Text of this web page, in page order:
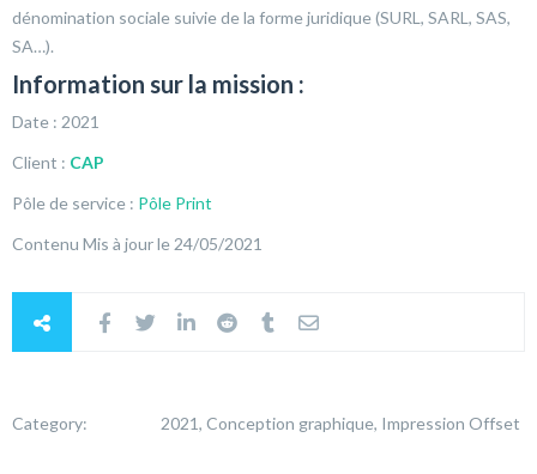
dénomination sociale suivie de la forme juridique (SURL, SARL, SAS,
SA…).
Information sur la mission :
Date : 2021
Client : CAP
Pôle de service : Pôle Print
Contenu Mis à jour le 24/05/2021
Category: 2021, Conception graphique, Impression Offset